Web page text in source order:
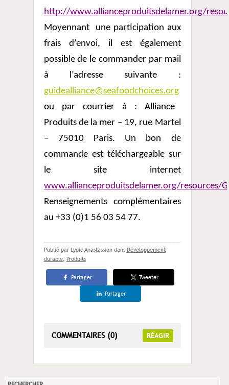
http://www.allianceproduitsdelamer.org/
Moyennant
une participation aux
frais d’envoi, il est également
possible de le commander par mail
à l’adresse suivante :
guidealliance@seafoodchoices.org
ou par courrier à : Alliance
Produits de la mer – 19, rue Martel
– 75010 Paris. Un bon de
commande est téléchargeable sur
le site internet
www.allianceproduitsdelamer.org/resources/
Renseignements complémentaires
au +33 (0)1 56 03 54 77.
Publié par Lydie Anastassion dans Développement
durable, Produits
Partager Tweeter
Partager
COMMENTAIRES (0) RÉAGIR